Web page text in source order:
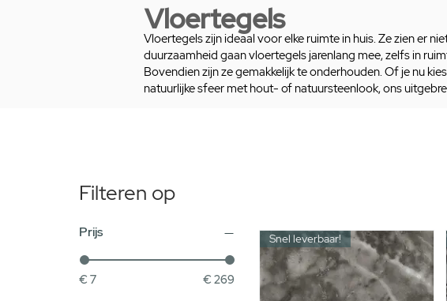
Vloertegels
Vloertegels zijn ideaal voor elke ruimte in huis. Ze zien er
duurzaamheid gaan vloertegels jarenlang mee, zelfs in
Bovendien zijn ze gemakkelijk te onderhouden. Of je nu
natuurlijke sfeer met hout- of natuursteenlook, ons
Filteren op
Prijs
€ 7 € 269
Snel leverbaar!